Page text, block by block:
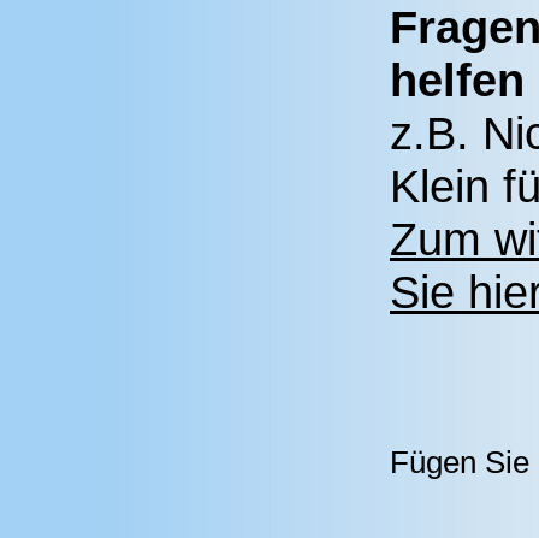
helfen
z.B.
Klein
Zum
Sie
Fügen